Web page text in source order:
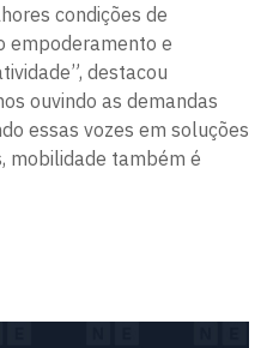
condições de
empoderamento e
destacou
ouvindo as demandas
essas vozes em soluções
mobilidade também é